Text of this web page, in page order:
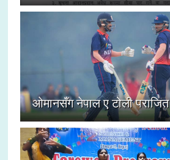
ओमानसँग नेपाल ए टोली पराजित